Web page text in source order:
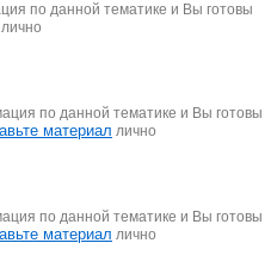
по данной тематике и Вы готовы
лично
по данной тематике и Вы готовы
материал лично
по данной тематике и Вы готовы
материал лично